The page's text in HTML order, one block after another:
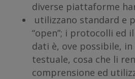
diverse piattaforme
utilizzano standard e
“open”; i protocolli ed
dati è, ove possibile,
testuale, cosa che li
comprensione ed